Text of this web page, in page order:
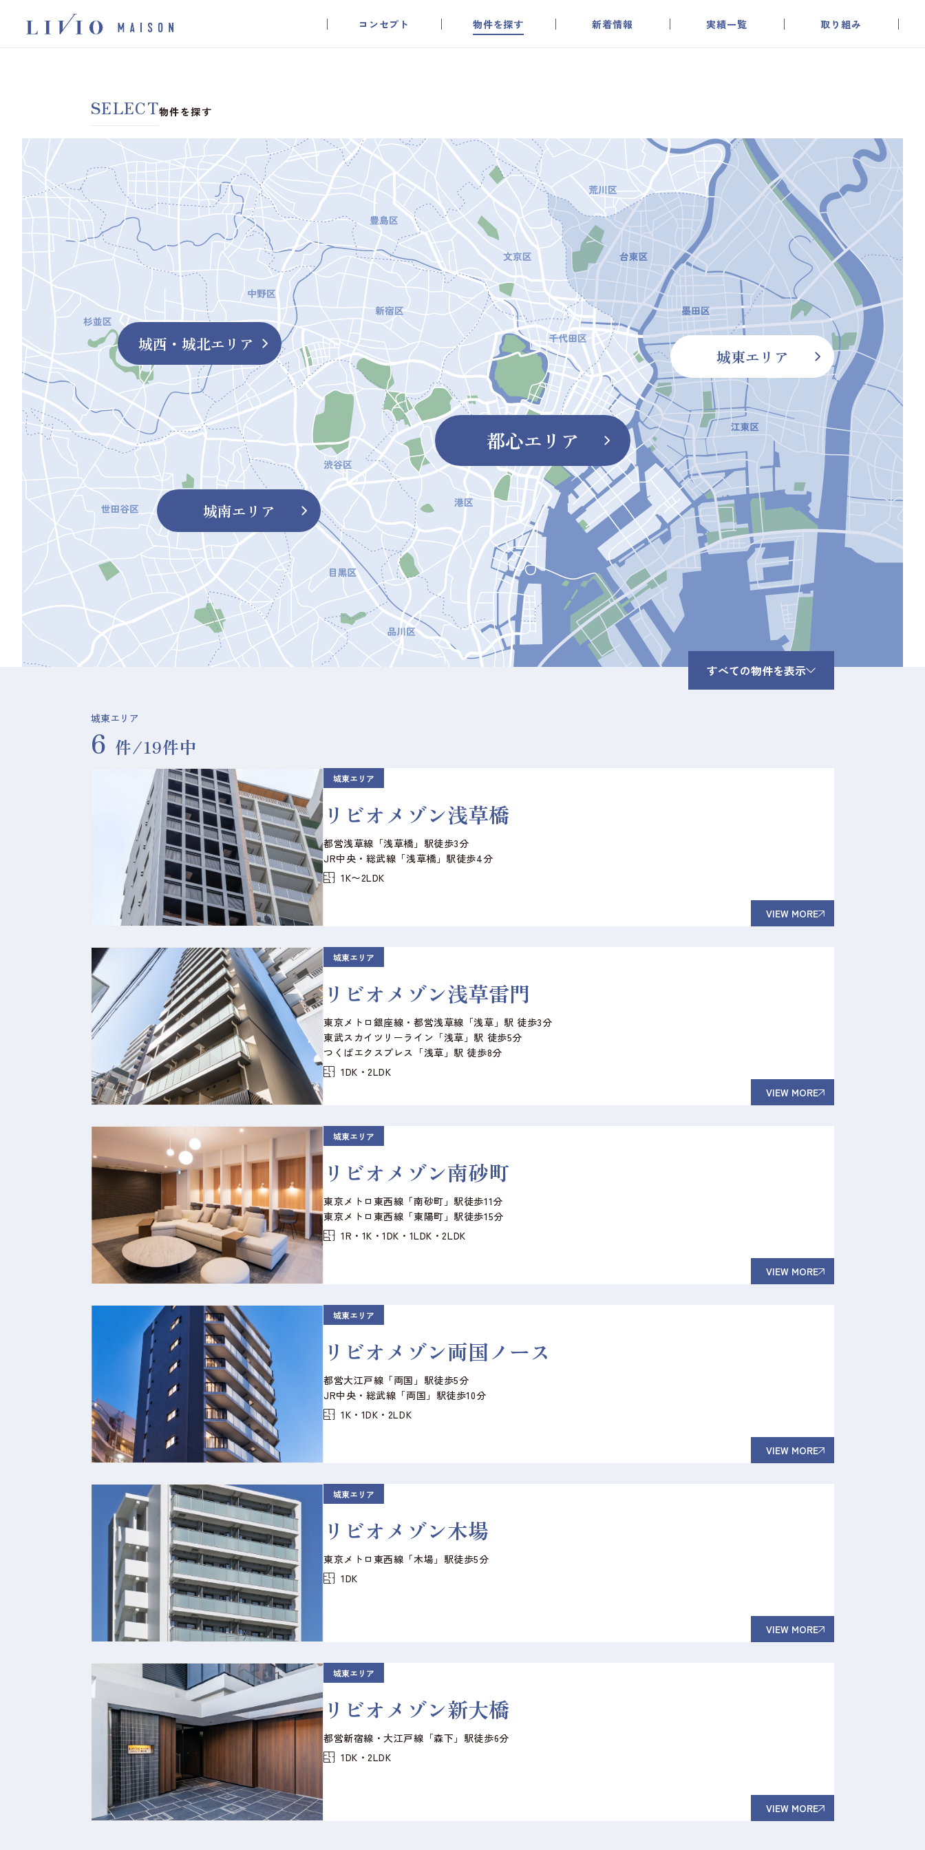
コンセプト 物件を探す 新着情報 実績一覧 取り組み
SELECT物件を探す
都心エリア
城東エリア
城南エリア
城西・城北エリア
すべての物件を表示
城東エリア
6 件/19件中
城東エリア
リビオメゾン浅草橋
都営浅草線「浅草橋」駅徒歩3分
JR中央・総武線「浅草橋」駅徒歩4分
1K〜2LDK
VIEW MORE
城東エリア
リビオメゾン浅草雷門
東京メトロ銀座線・都営浅草線「浅草」駅 徒歩3分
東武スカイツリーライン「浅草」駅 徒歩5分
つくばエクスプレス「浅草」駅 徒歩8分
1DK・2LDK
VIEW MORE
城東エリア
リビオメゾン南砂町
東京メトロ東西線「南砂町」駅徒歩11分
東京メトロ東西線「東陽町」駅徒歩15分
1R・1K・1DK・1LDK・2LDK
VIEW MORE
城東エリア
リビオメゾン両国ノース
都営大江戸線「両国」駅徒歩5分
JR中央・総武線「両国」駅徒歩10分
1K・1DK・2LDK
VIEW MORE
城東エリア
リビオメゾン木場
東京メトロ東西線「木場」駅徒歩5分
1DK
VIEW MORE
城東エリア
リビオメゾン新大橋
都営新宿線・大江戸線「森下」駅徒歩6分
1DK・2LDK
VIEW MORE